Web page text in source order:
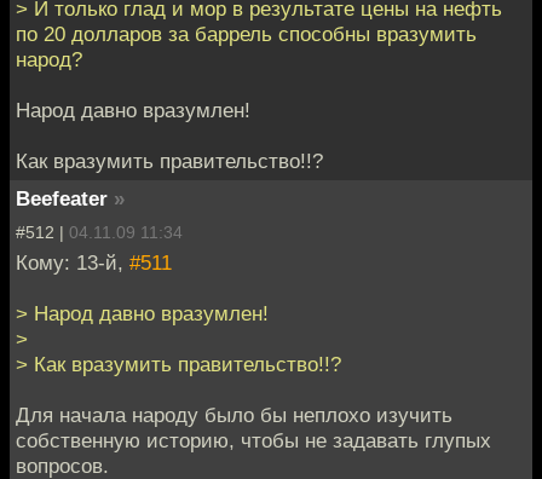
> И только глад и мор в результате цены на нефть
по 20 долларов за баррель способны вразумить
народ?
Народ давно вразумлен!
Как вразумить правительство!!?
Beefeater »
#512 | 04.11.09 11:34
Кому: 13-й, #511
> Народ давно вразумлен!
>
> Как вразумить правительство!!?
Для начала народу было бы неплохо изучить
собственную историю, чтобы не задавать глупых
вопросов.